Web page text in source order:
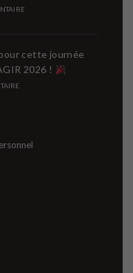
cette journée
2026 !